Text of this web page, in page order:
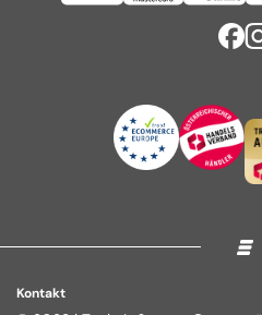
Kontakt